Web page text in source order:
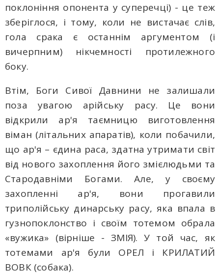
поклоніння опонента у суперечці) - це теж
зберіглося, і тому, коли не вистачає слів,
гола срака є останнім аргументом (і
вичерпним) нікчемності протилежного
боку.
Втім, Боги Сивої Давнини не залишали
поза увагою арійську расу. Це вони
відкрили ар'я таємницю виготовлення
віман (літальних апаратів), коли побачили,
що ар'я – єдина раса, здатна утримати світ
від нового захоплення його змієлюдьми та
Стародавніми Богами. Але, у своєму
захопленні ар'я, вони прогавили
триполійську динарську расу, яка впала в
гузнопоклонство і своїм тотемом обрала
«вужика» (вірніше - ЗМІЯ). У той час, як
тотемами ар'я були ОРЕЛ і КРИЛАТИЙ
ВОВК (собака).